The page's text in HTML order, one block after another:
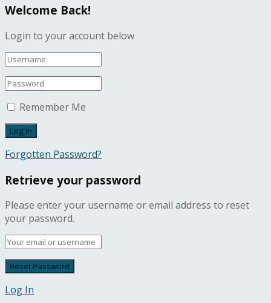
Welcome Back!
Login to your account below
Remember Me
Forgotten Password?
Retrieve your password
Please enter your username or email address to reset
your password.
Log In